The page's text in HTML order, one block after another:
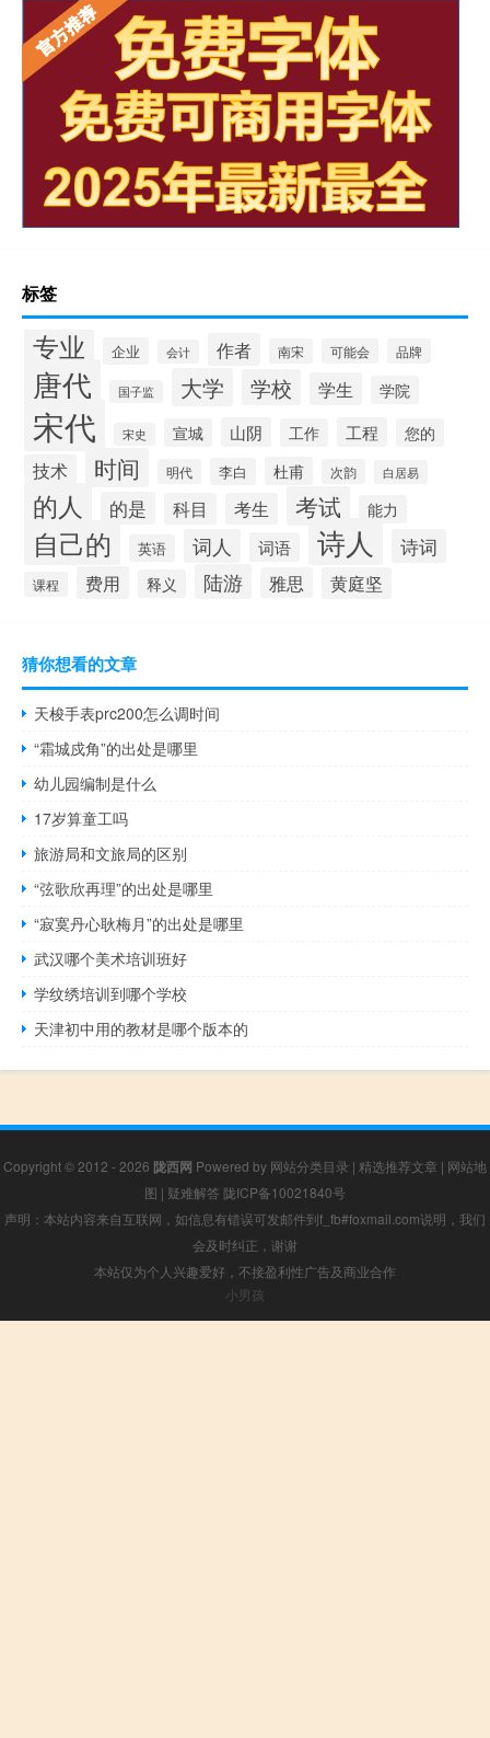
标签
专业 企业 会计 作者 南宋 可能会 品牌
唐代 国子监 大学 学校 学生 学院
宋代 宋史 宣城 山阴 工作 工程 您的
技术 时间 明代 李白 杜甫 次韵 白居易
的人 的是 科目 考生 考试 能力
自己的 英语 词人 词语 诗人 诗词
课程 费用 释义 陆游 雅思 黄庭坚
猜你想看的文章
天梭手表prc200怎么调时间
“霜城戍角”的出处是哪里
幼儿园编制是什么
17岁算童工吗
旅游局和文旅局的区别
“弦歌欣再理”的出处是哪里
“寂寞丹心耿梅月”的出处是哪里
武汉哪个美术培训班好
学纹绣培训到哪个学校
天津初中用的教材是哪个版本的
Copyright © 2012 - 2026 陇西网 Powered by 网站分类目录 | 精选推荐文章 | 网站地
图 | 疑难解答 陇ICP备10021840号
声明：本站内容来自互联网，如信息有错误可发邮件到f_fb#foxmail.com说明，我们
会及时纠正，谢谢
本站仅为个人兴趣爱好，不接盈利性广告及商业合作
小男孩